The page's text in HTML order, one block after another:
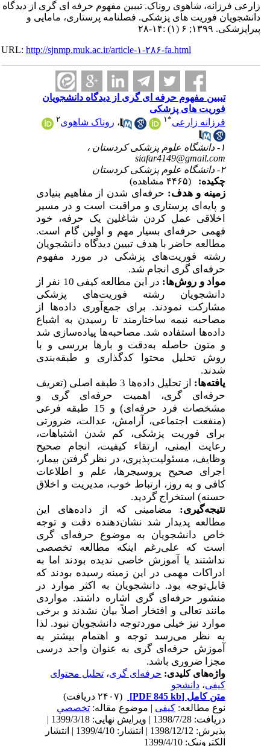
زارعی فرزانه، شاهوی روناک. تببین مفهوم حرفه ای گری از دیدگاه
دانشجویان فوریت های پزشکی. فصلنامه پرستاری، مامایی و
پیراپزشکی. ۱۳۹۹; ۶ (۱) :۱۴-۲۸
URL:http://sjnmp.muk.ac.ir/article-۱-۲۸۶-fa.html
تببین مفهوم حرفه ای گری از دیدگاه دانشجویان
فوریت های پزشکی
فرزانه زارعی
۱ ،روناک شاهوی۲
siafar4149@gmail.com
چکیده:
زمینه و هدف:حرفه‌ای شدن از مفاهیم بنیادی
و پایه‌ای پرستاری و مراقبت است و در مسیر
اخلاقی عمل کردن شاغلین یک حرفه، خود
فهمی حرفه‌ای بسیار مهم و اولین گام است.
مطالعه حاضر با هدف تبیین دیدگاه دانشجویان
رشته فوریت‌های پزشکی در مورد مفهوم
حرفه‌ای گری انجام شد.
مواد و روش‌ها:
در این مطالعه کیفی 10 نفر از
دانشجویان رشته فوریت‌های پزشکی
مشارکت نمودند. برای جمع‌آوری داده‌ها از
مصاحبه نیمه ساختارمند تا رسیدن به اشباع
داده‌ها استفاده شد. مصاحبه‌ها پیاده‌سازی شد
و متون حاصله به‌دقت و بارها بررسی و با
روش تحلیل محتوا کدگذاری و طبقه‌بندی
شدند.
یافته‌ها:
از تحلیل داده‌ها 3 طبقه اصلی (تعریف
حرفه‌ای گری، اهمیت حرفه‌ای گری و
مشخصات فرد حرفه‌ای) و 15 طبقه فرعی
(منفعت اجتماعی، آرامش، عدالت، ضرورتی
برای فوریت پزشکی، کم شدن اشتباهات،
رعایت ایمنی، ارتقاء کیفیت، انجام صحیح
وظایف، مسئولیت‌پذیری، در نظر گرفتن بیمار،
اجرای صحیح پروسیجرها، علم و اطلاعات
کافی و به روز، ارتباط خوب، مدیریت و اخلاق
حسنه) استخراج گردید.
نتیجه‌گیری:مضامینی که از داده‌های این
مطالعه پدیدار شد نشان‌دهنده دقت و توجه
خاص دانشجویان به موضوع حرفه‌ای گری
است که علی‌رغم اینکه مطالعه تخصصی
نداشتند یا آموزش خاصی ندیده بودند اما به
ادراکات مهمی در این زمینه رسیده بودند که
قابل‌توجه بود. دانشجویان به اکثر موارد در
منشور حرفه‌ای گری اشاره داشتد. مواردی
مانند تعالی و افتخار اصلاً بیان نشدند و برخی
موارد نیز خیلی موردتوجه دانشجویان نبود. لذا
به نظر می‌رسد توجه و اهتمام بیشتر به
آموزش حرفه‌ای گری به عنوان واحد درسی
مجزا ضروری باشد.
واژه‌های کلیدی:حرفه‌ای گری،تحلیل محتوای
کیفی،دانشجو
متن کامل[PDF 845 kb]
نوع مطالعه:کیفی| موضوع مقاله:تخصصي
دریافت: 1398/7/28 | ویرایش نهایی: 1399/3/18 |
پذیرش: 1398/12/12 | انتشار: 1399/4/10 | انتشار
الکترونیک: 1399/4/10